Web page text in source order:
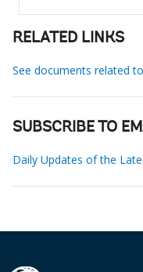
RELATED LINKS
See documents related
SUBSCRIBE TO
Daily Updates of the